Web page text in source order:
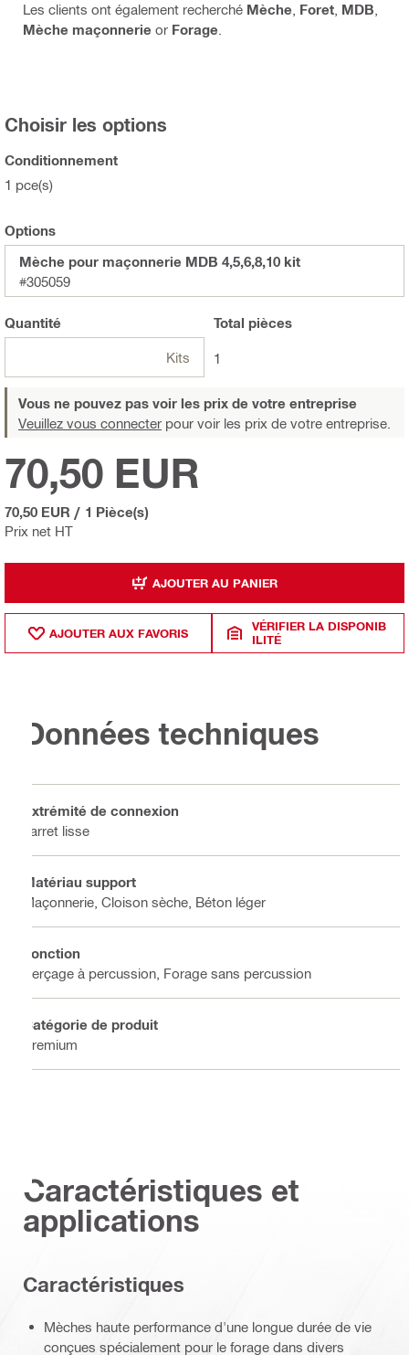
Les clients ont également recherché Mèche Foret MDB
Mèche maçonnerie or Forage
Choisir les options
Conditionnement
1 pce(s)
Options
Mèche pour maçonnerie MDB 4,5,6,8,10 kit
#305059
Quantité
Kits
Total pièces
1
Vous ne pouvez pas voir les prix de votre entreprise
Veuillez vous connecter pour voir les prix de votre entreprise.
Prix net HT
70,50 EUR
70,50 EUR / 1 Pièce(s)
AJOUTER AU PANIER
AJOUTER AUX FAVORIS
VÉRIFIER LA DISPONIB
ILITÉ
Données techniques
Extrémité de connexion
Jarret lisse
Matériau support
Maçonnerie, Cloison sèche, Béton léger
Fonction
Perçage à percussion, Forage sans percussion
Catégorie de produit
Premium
Caractéristiques et
applications
Caractéristiques
Mèches haute performance d'une longue durée de vie
conçues spécialement pour le forage dans divers